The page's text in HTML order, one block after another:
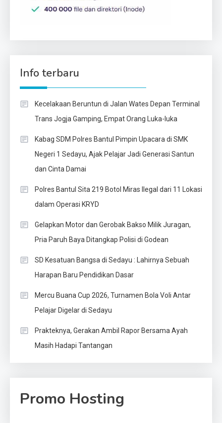
Info terbaru
Kecelakaan Beruntun di Jalan Wates Depan Terminal
Trans Jogja Gamping, Empat Orang Luka-luka
Kabag SDM Polres Bantul Pimpin Upacara di SMK
Negeri 1 Sedayu, Ajak Pelajar Jadi Generasi Santun
dan Cinta Damai
Polres Bantul Sita 219 Botol Miras Ilegal dari 11 Lokasi
dalam Operasi KRYD
Gelapkan Motor dan Gerobak Bakso Milik Juragan,
Pria Paruh Baya Ditangkap Polisi di Godean
SD Kesatuan Bangsa di Sedayu : Lahirnya Sebuah
Harapan Baru Pendidikan Dasar
Mercu Buana Cup 2026, Turnamen Bola Voli Antar
Pelajar Digelar di Sedayu
Prakteknya, Gerakan Ambil Rapor Bersama Ayah
Masih Hadapi Tantangan
Promo Hosting